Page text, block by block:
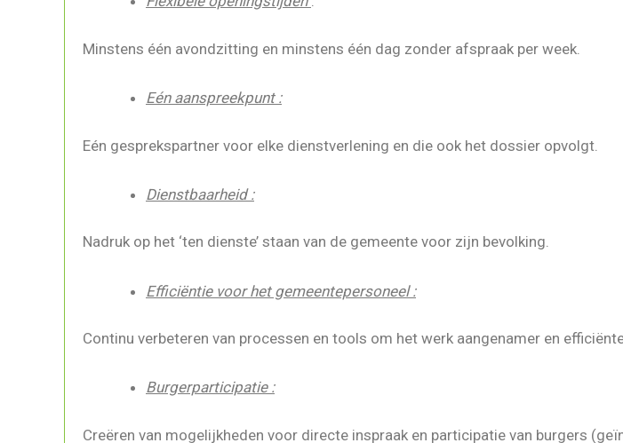
Minstens één avondzitting en minstens één dag zonder afspraak per week.
Eén aanspreekpunt :
Eén gesprekspartner voor elke dienstverlening en die ook het dossier opvolgt.
Dienstbaarheid :
Nadruk op het ‘ten dienste’ staan van de gemeente voor zijn bevolking.
Efficiëntie voor het gemeentepersoneel :
Continu verbeteren van processen en tools om het werk aangenamer en
Burgerparticipatie :
Creëren van mogelijkheden voor directe inspraak en participatie van burgers